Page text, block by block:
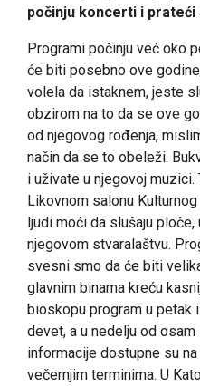
počinju koncerti i prateći
Programi počinju već oko
će biti posebno ove
volela da istaknem, jeste
obzirom na to da se ove
od njegovog rođenja,
način da se to obeleži.
i uživate u njegovoj
Likovnom salonu
ljudi moći da slušaju
njegovom stvaralaštvu.
svesni smo da će biti
glavnim binama kreću
bioskopu program u petak
devet, a u nedelju od
informacije dostupne su
večernjim terminima. U